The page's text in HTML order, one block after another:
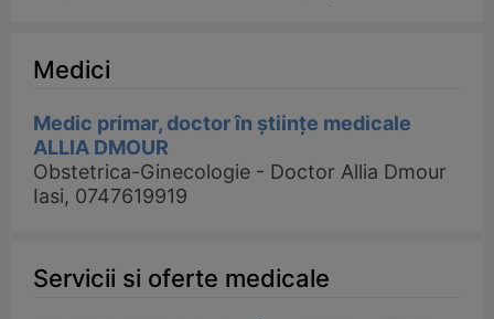
Medici
Medic primar, doctor în științe medicale
ALLIA DMOUR
Obstetrica-Ginecologie - Doctor Allia Dmour
Iasi, 0747619919
Servicii si oferte medicale